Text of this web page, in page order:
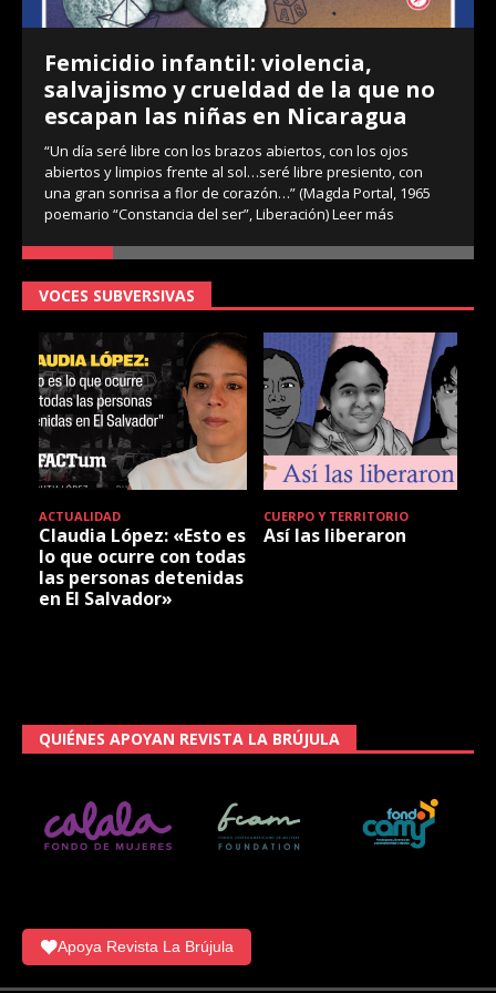
Femicidio infantil: violencia,
salvajismo y crueldad de la que no
escapan las niñas en Nicaragua
“Un día seré libre con los brazos abiertos, con los ojos
abiertos y limpios frente al sol…seré libre presiento, con
una gran sonrisa a flor de corazón…” (Magda Portal, 1965
poemario “Constancia del ser”, Liberación)Leer más
VOCES SUBVERSIVAS
ACTUALIDAD
Claudia López: «Esto es
lo que ocurre con todas
las personas detenidas
en El Salvador»
CUERPO Y TERRITORIO
Así las liberaron
QUIÉNES APOYAN REVISTA LA BRÚJULA
Apoya Revista La Brújula